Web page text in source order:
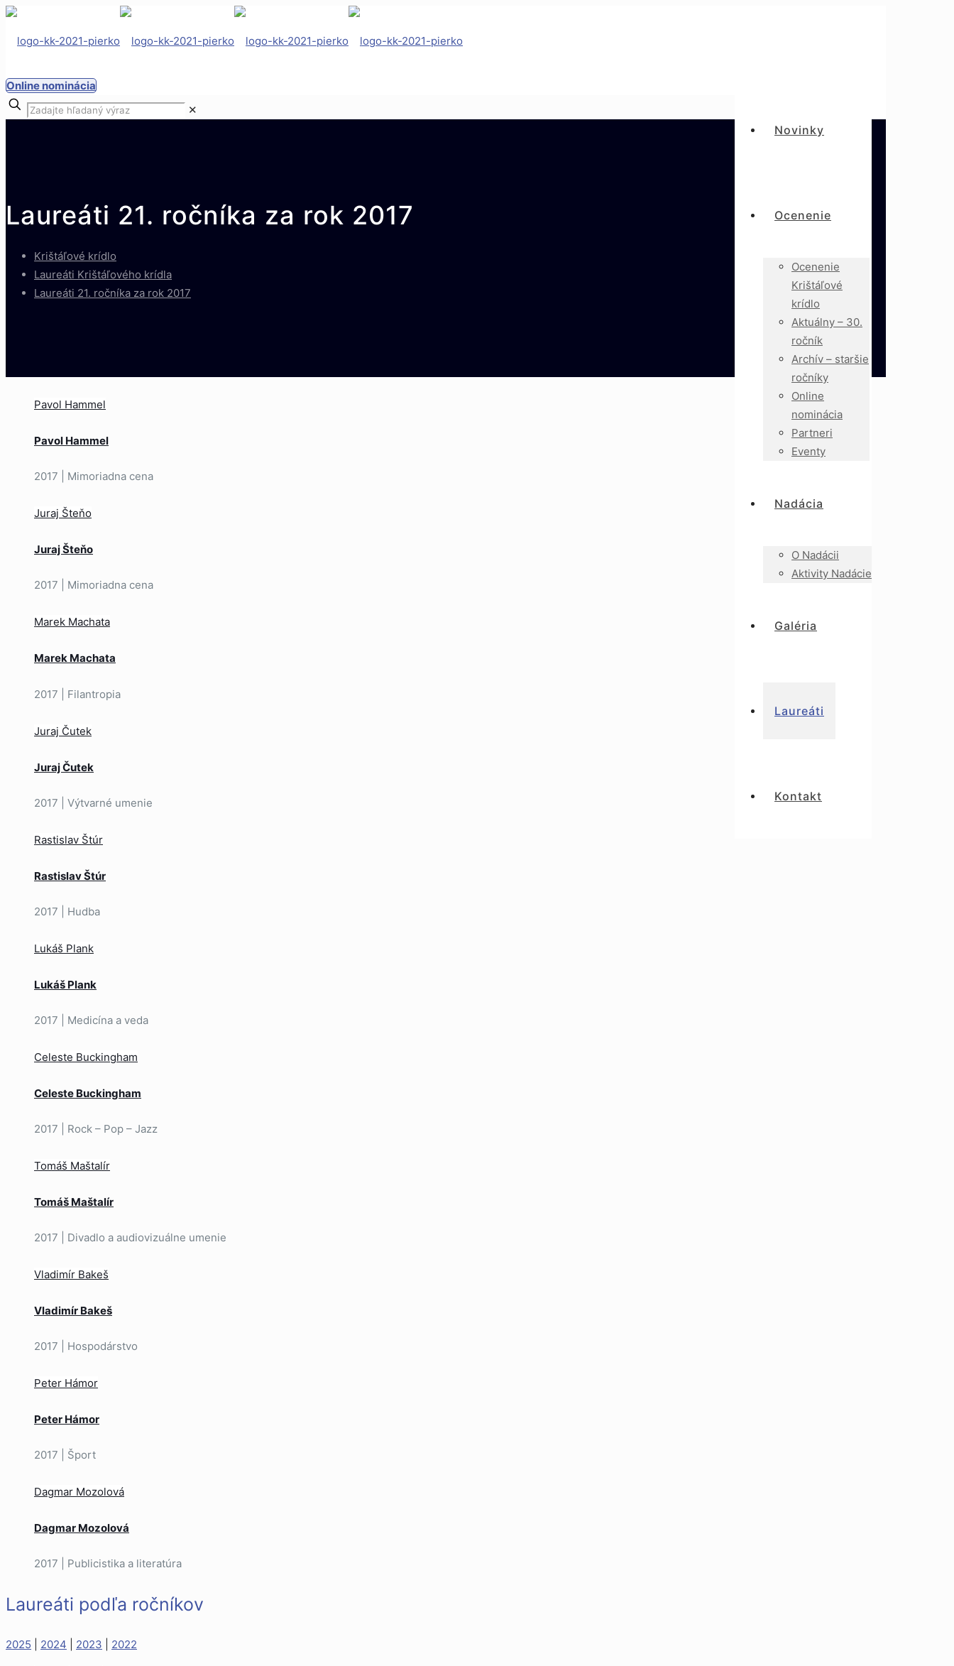
Novinky
Ocenenie
Ocenenie
Krištáľové
krídlo
Aktuálny – 30.
ročník
Archív – staršie
ročníky
Online
nominácia
Partneri
Eventy
Nadácia
O Nadácii
Aktivity Nadácie
Galéria
Laureáti
Kontakt
Online nominácia
✕
Laureáti 21. ročníka za rok 2017
Krištáľové krídlo
Laureáti Krištáľového krídla
Laureáti 21. ročníka za rok 2017
Pavol Hammel
Pavol Hammel
2017 | Mimoriadna cena
Juraj Šteňo
Juraj Šteňo
2017 | Mimoriadna cena
Marek Machata
Marek Machata
2017 | Filantropia
Juraj Čutek
Juraj Čutek
2017 | Výtvarné umenie
Rastislav Štúr
Rastislav Štúr
2017 | Hudba
Lukáš Plank
Lukáš Plank
2017 | Medicína a veda
Celeste Buckingham
Celeste Buckingham
2017 | Rock – Pop – Jazz
Tomáš Maštalír
Tomáš Maštalír
2017 | Divadlo a audiovizuálne umenie
Vladimír Bakeš
Vladimír Bakeš
2017 | Hospodárstvo
Peter Hámor
Peter Hámor
2017 | Šport
Dagmar Mozolová
Dagmar Mozolová
2017 | Publicistika a literatúra
Laureáti podľa ročníkov
2025 2024 2023 2022